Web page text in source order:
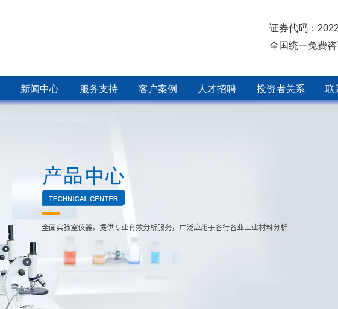
证券代码：
全国统一免费
新闻中心 服务支持 客户案例 人才招聘 投资者关系 联